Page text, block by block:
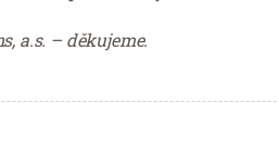
a.s. – děkujeme.